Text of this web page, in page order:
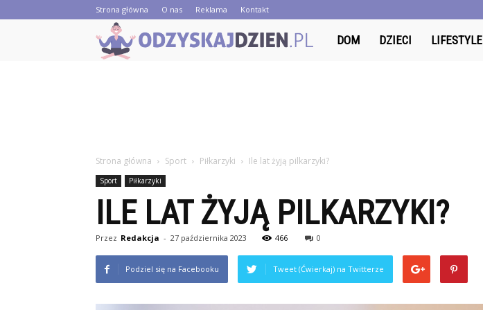
Strona główna O nas Reklama Kontakt
OdzyskajDzien.pl
DOM DZIECI LIFESTYLE
Strona główna Sport Piłkarzyki Ile lat żyją pilkarzyki?
Sport Piłkarzyki
ILE LAT ŻYJĄ PILKARZYKI?
Przez Redakcja - 27 października 2023 466 0
Podziel się na Facebooku Tweet (Ćwierkaj) na Twitterze